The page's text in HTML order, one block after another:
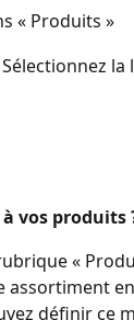
« Produits »
vos produits
«
assortiment
définir ce